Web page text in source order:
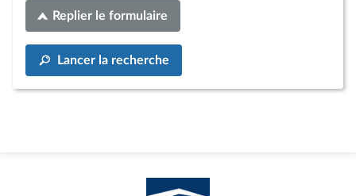
Replier le formulaire
Lancer la recherche